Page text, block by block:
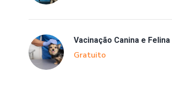
Vacinação Canina e Felina
Gratuito